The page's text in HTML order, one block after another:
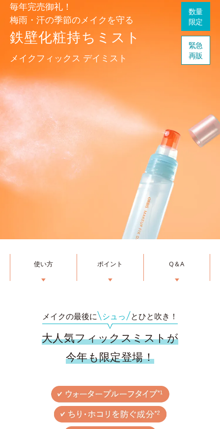
数量
限定
緊急
再販
毎年完売御礼！
梅雨・汗の季節のメイクを守る
鉄壁化粧持ちミスト
メイクフィックス デイミスト
使い方
▼
ポイント
▼
Q＆A
▼
メイクの最後に シュっ とひと吹き！
大人気フィックスミストが
今年も限定登場！